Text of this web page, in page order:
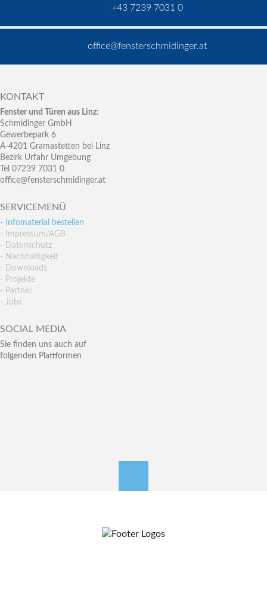
+43 7239 7031 0
office@fensterschmidinger.at
KONTAKT
Fenster und Türen aus Linz:
Schmidinger GmbH
Gewerbepark 6
A-4201 Gramastetten bei Linz
Bezirk Urfahr Umgebung
Tel 07239 7031 0
office@fensterschmidinger.at
SERVICEMENÜ
- Infomaterial bestellen
- Impressum/AGB
- Datenschutz
- Nachhaltigkeit
- Downloads
- Projekte
- Partner
- Jobs
SOCIAL MEDIA
Sie finden uns auch auf
folgenden Plattformen